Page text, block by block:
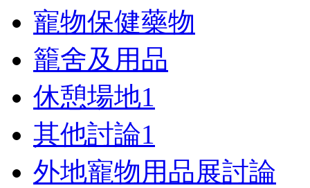
寵物保健藥物
籠舍及用品
休憩場地1
其他討論1
外地寵物用品展討論